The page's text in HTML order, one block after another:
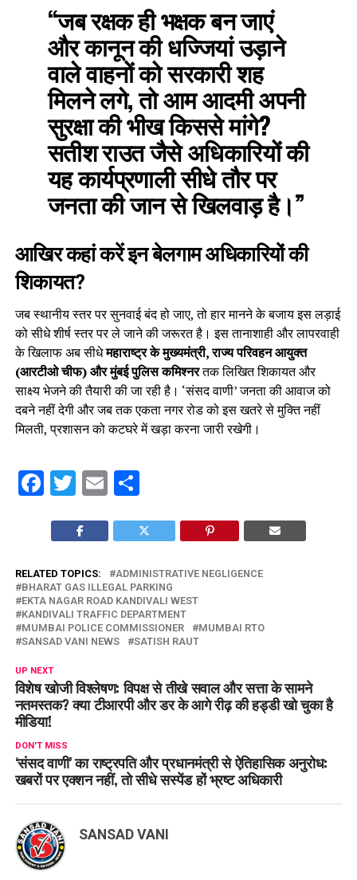
“जब रक्षक ही भक्षक बन जाएं
और कानून की धज्जियां उड़ाने
वाले वाहनों को सरकारी शह
मिलने लगे, तो आम आदमी अपनी
सुरक्षा की भीख किससे मांगे?
सतीश राउत जैसे अधिकारियों की
यह कार्यप्रणाली सीधे तौर पर
जनता की जान से खिलवाड़ है।”
आखिर कहां करें इन बेलगाम अधिकारियों की
शिकायत?
जब स्थानीय स्तर पर सुनवाई बंद हो जाए, तो हार मानने के बजाय इस लड़ाई
को सीधे शीर्ष स्तर पर ले जाने की जरूरत है। इस तानाशाही और लापरवाही
के खिलाफ अब सीधेमहाराष्ट्र के मुख्यमंत्री, राज्य परिवहन आयुक्त
(आरटीओ चीफ) और मुंबई पुलिस कमिश्नरतक लिखित शिकायत और
साक्ष्य भेजने की तैयारी की जा रही है। ‘संसद वाणी’ जनता की आवाज को
दबने नहीं देगी और जब तक एकता नगर रोड को इस खतरे से मुक्ति नहीं
मिलती, प्रशासन को कटघरे में खड़ा करना जारी रखेगी।
Facebook
Twitter
EmailShare
RELATED TOPICS:
ADMINISTRATIVE NEGLIGENCE
BHARAT GAS ILLEGAL PARKING
EKTA NAGAR ROAD KANDIVALI WEST
KANDIVALI TRAFFIC DEPARTMENT
MUMBAI POLICE COMMISSIONER
MUMBAI RTO
SANSAD VANI NEWS
SATISH RAUT
UP NEXT
विशेष खोजी विश्लेषण: विपक्ष से तीखे सवाल और सत्ता के सामने
नतमस्तक? क्या टीआरपी और डर के आगे रीढ़ की हड्डी खो चुका है
मीडिया!
DON'T MISS
‘संसद वाणी’ का राष्ट्रपति और प्रधानमंत्री से ऐतिहासिक अनुरोध:
खबरों पर एक्शन नहीं, तो सीधे सस्पेंड हों भ्रष्ट अधिकारी
SANSAD VANI